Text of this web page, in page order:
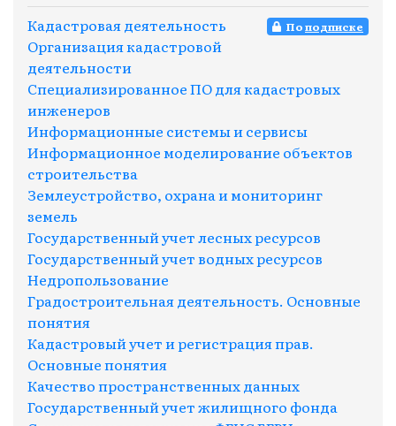
Поподписке
Кадастровая деятельность
Организация кадастровой
деятельности
Специализированное ПО для кадастровых
инженеров
Информационные системы и сервисы
Информационное моделирование объектов
строительства
Землеустройство, охрана и мониторинг
земель
Государственный учет лесных ресурсов
Государственный учет водных ресурсов
Недропользование
Градостроительная деятельность. Основные
понятия
Кадастровый учет и регистрация прав.
Основные понятия
Качество пространственных данных
Государственный учет жилищного фонда